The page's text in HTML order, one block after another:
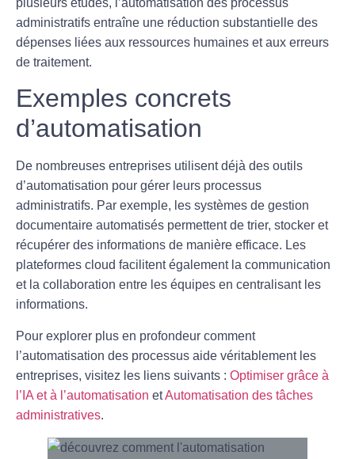
plusieurs études, l’automatisation des processus
administratifs entraîne une réduction substantielle des
dépenses liées aux ressources humaines et aux erreurs
de traitement.
Exemples concrets
d’automatisation
De nombreuses entreprises utilisent déjà des outils
d’automatisation pour gérer leurs processus
administratifs. Par exemple, les systèmes de gestion
documentaire automatisés permettent de trier, stocker et
récupérer des informations de manière efficace. Les
plateformes cloud facilitent également la communication
et la collaboration entre les équipes en centralisant les
informations.
Pour explorer plus en profondeur comment
l’automatisation des processus aide véritablement les
entreprises, visitez les liens suivants : Optimiser grâce à
l’IA et à l’automatisation etAutomatisation des tâches
administratives.